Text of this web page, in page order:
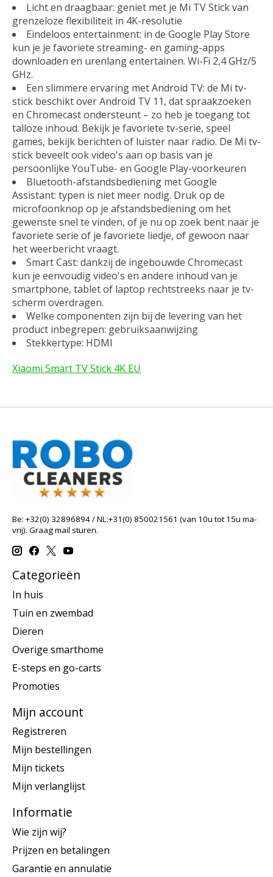
Licht en draagbaar: geniet met je Mi TV Stick van
grenzeloze flexibiliteit in 4K-resolutie
Eindeloos entertainment: in de Google Play Store
kun je je favoriete streaming- en gaming-apps
downloaden en urenlang entertainen. Wi-Fi 2,4 GHz/5
GHz.
Een slimmere ervaring met Android TV: de Mi tv-
stick beschikt over Android TV 11, dat spraakzoeken
en Chromecast ondersteunt – zo heb je toegang tot
talloze inhoud. Bekijk je favoriete tv-serie, speel
games, bekijk berichten of luister naar radio. De Mi tv-
stick beveelt ook video's aan op basis van je
persoonlijke YouTube- en Google Play-voorkeuren
Bluetooth-afstandsbediening met Google
Assistant: typen is niet meer nodig. Druk op de
microfoonknop op je afstandsbediening om het
gewenste snel te vinden, of je nu op zoek bent naar je
favoriete serie of je favoriete liedje, of gewoon naar
het weerbericht vraagt.
Smart Cast: dankzij de ingebouwde Chromecast
kun je eenvoudig video's en andere inhoud van je
smartphone, tablet of laptop rechtstreeks naar je tv-
scherm overdragen.
Welke componenten zijn bij de levering van het
product inbegrepen: gebruiksaanwijzing
Stekkertype: HDMI
Xiaomi Smart TV Stick 4K EU
Be: +32(0) 32896894 / NL:+31(0) 850021561 (van 10u tot 15u ma-
vrij). Graag mail sturen.
Categorieën
In huis
Tuin en zwembad
Dieren
Overige smarthome
E-steps en go-carts
Promoties
Mijn account
Registreren
Mijn bestellingen
Mijn tickets
Mijn verlanglijst
Informatie
Wie zijn wij?
Prijzen en betalingen
Garantie en annulatie